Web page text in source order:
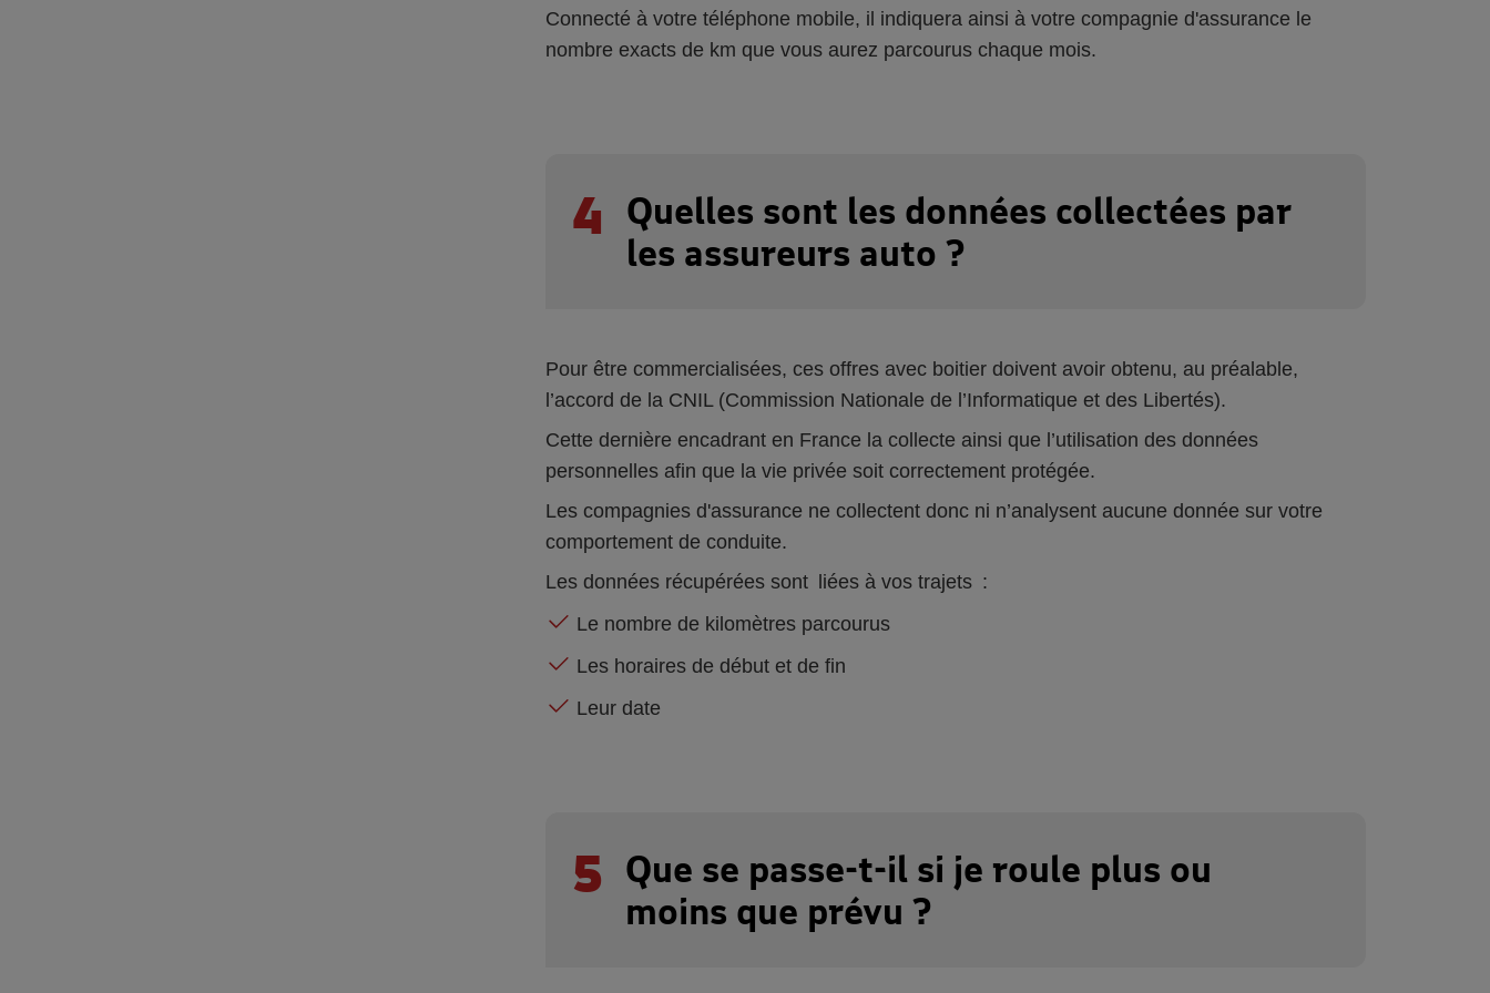
Connecté à votre téléphone mobile, il indiquera ainsi à votre compagnie d'assurance le
nombre exacts de km que vous aurez parcourus chaque mois.
4
Quelles sont les données collectées par
les assureurs auto ?
Pour être commercialisées, ces offres avec boitier doivent avoir obtenu, au préalable,
l’accord de la CNIL (Commission Nationale de l’Informatique et des Libertés).
Cette dernière encadrant en France la collecte ainsi que l’utilisation des données
personnelles afin que la vie privée soit correctement protégée.
Les compagnies d'assurance ne collectent donc ni n’analysent aucune donnée sur votre
comportement de conduite.
Les données récupérées sont liées à vos trajets :
Le nombre de kilomètres parcourus
Les horaires de début et de fin
Leur date
5
Que se passe-t-il si je roule plus ou
moins que prévu ?